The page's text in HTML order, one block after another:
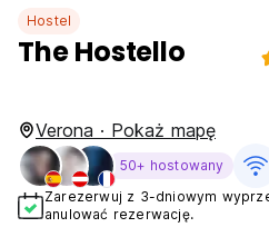
Hostel
The Hostello
Verona · Pokaż mapę
50+ hostowany
Zarezerwuj z 3-dniowym
anulować rezerwację.